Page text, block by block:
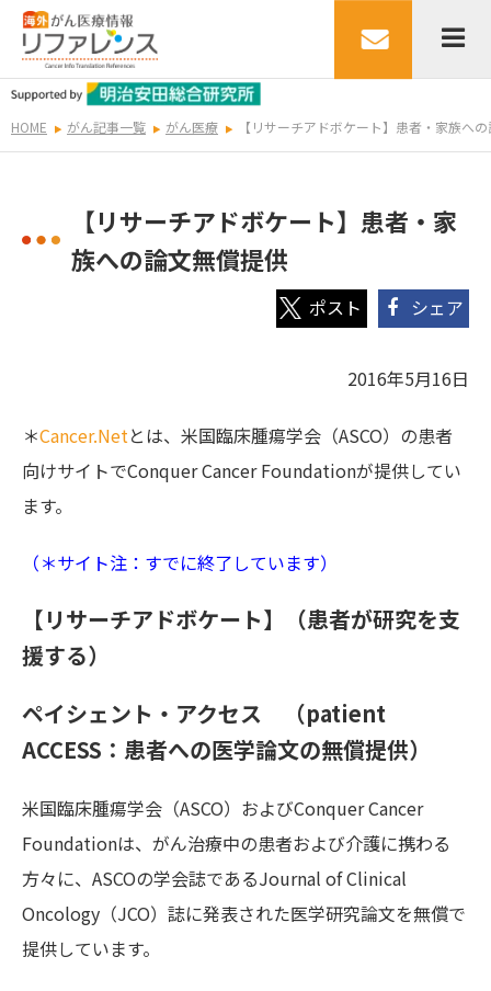
HOME がん記事一覧 がん医療 【リサーチアドボケート】患者・家族へ
【リサーチアドボケート】患者・家
族への論文無償提供
シェア
2016年5月16日
＊Cancer.Netとは、米国臨床腫瘍学会（ASCO）の患者
向けサイトでConquer Cancer Foundationが提供してい
ます。
（＊サイト注：すでに終了しています）
【リサーチアドボケート】（患者が研究を支
援する）
ペイシェント・アクセス （patient
ACCESS：患者への医学論文の無償提供）
米国臨床腫瘍学会（ASCO）およびConquer Cancer
Foundationは、がん治療中の患者および介護に携わる
方々に、ASCOの学会誌であるJournal of Clinical
Oncology（JCO）誌に発表された医学研究論文を無償で
提供しています。